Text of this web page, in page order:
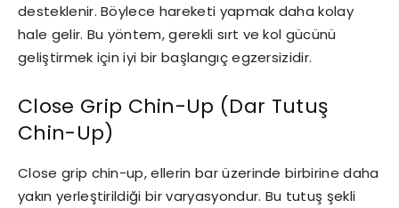
desteklenir. Böylece hareketi yapmak daha kolay
hale gelir. Bu yöntem, gerekli sırt ve kol gücünü
geliştirmek için iyi bir başlangıç egzersizidir.
Close Grip Chin-Up (Dar Tutuş
Chin-Up)
Close grip chin-up, ellerin bar üzerinde birbirine daha
yakın yerleştirildiği bir varyasyondur. Bu tutuş şekli